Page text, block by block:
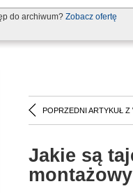
do archiwum? Zobacz ofertę
POPRZEDNI ARTYKUŁ Z
Jakie są